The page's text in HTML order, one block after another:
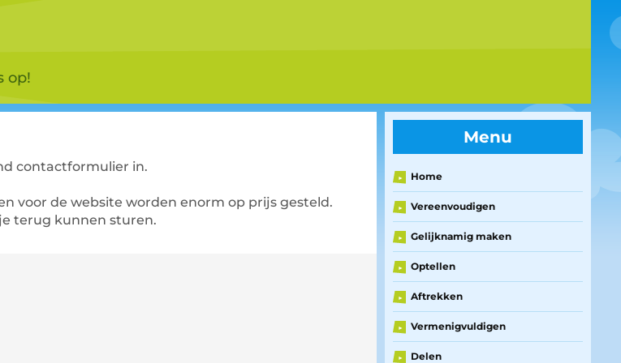
op!
contactformulier in.
voor de website worden enorm op prijs gesteld.
terug kunnen sturen.
Menu
► Home
► Vereenvoudigen
► Gelijknamig maken
► Optellen
► Aftrekken
► Vermenigvuldigen
► Delen